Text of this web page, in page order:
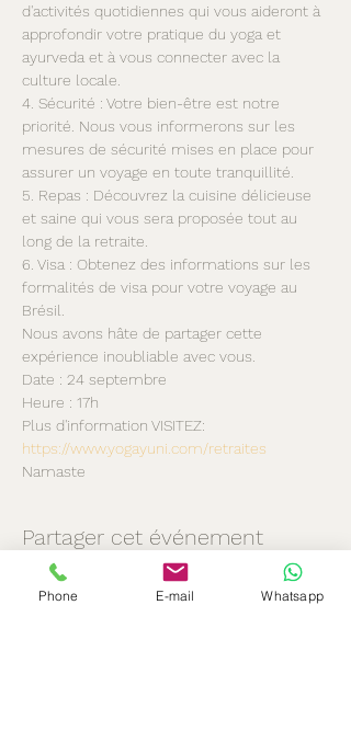
d'activités quotidiennes qui vous aideront à
approfondir votre pratique du yoga et
ayurveda et à vous connecter avec la
culture locale.
4. Sécurité : Votre bien-être est notre
priorité. Nous vous informerons sur les
mesures de sécurité mises en place pour
assurer un voyage en toute tranquillité.
5. Repas : Découvrez la cuisine délicieuse
et saine qui vous sera proposée tout au
long de la retraite.
6. Visa : Obtenez des informations sur les
formalités de visa pour votre voyage au
Brésil.
Nous avons hâte de partager cette
expérience inoubliable avec vous.
Date : 24 septembre
Heure : 17h
Plus d'information VISITEZ:
https://www.yogayuni.com/retraites
Namaste
Partager cet événement
Phone E-mail Whatsapp